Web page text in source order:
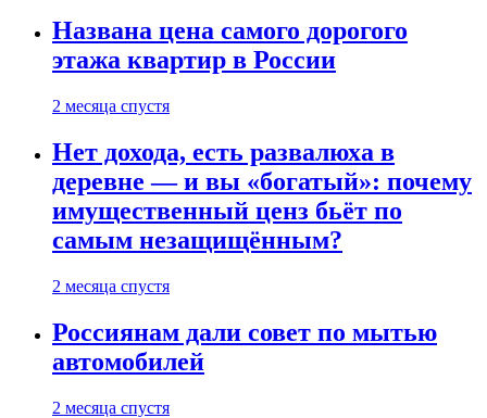
Названа цена самого дорогого
этажа квартир в России
2 месяца спустя
Нет дохода, есть развалюха в
деревне — и вы «богатый»: почему
имущественный ценз бьёт по
самым незащищённым?
2 месяца спустя
Россиянам дали совет по мытью
автомобилей
2 месяца спустя